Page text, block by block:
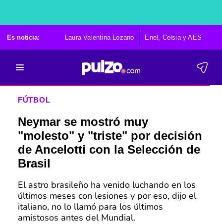
Es noticia: Laura Valentina Lozano Enel, Celsia y AES
FÚTBOL
Neymar se mostró muy
"molesto" y "triste" por decisión
de Ancelotti con la Selección de
Brasil
El astro brasileño ha venido luchando en los
últimos meses con lesiones y por eso, dijo el
italiano, no lo llamó para los últimos
amistosos antes del Mundial.